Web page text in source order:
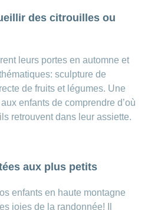
des citrouilles ou
leurs portes en automne et
sculpture de
de fruits et légumes. Une
enfants de comprendre d’où
retrouvent dans leur assiette.
aux plus petits
enfants en haute montagne
joies de la randonnée! Il